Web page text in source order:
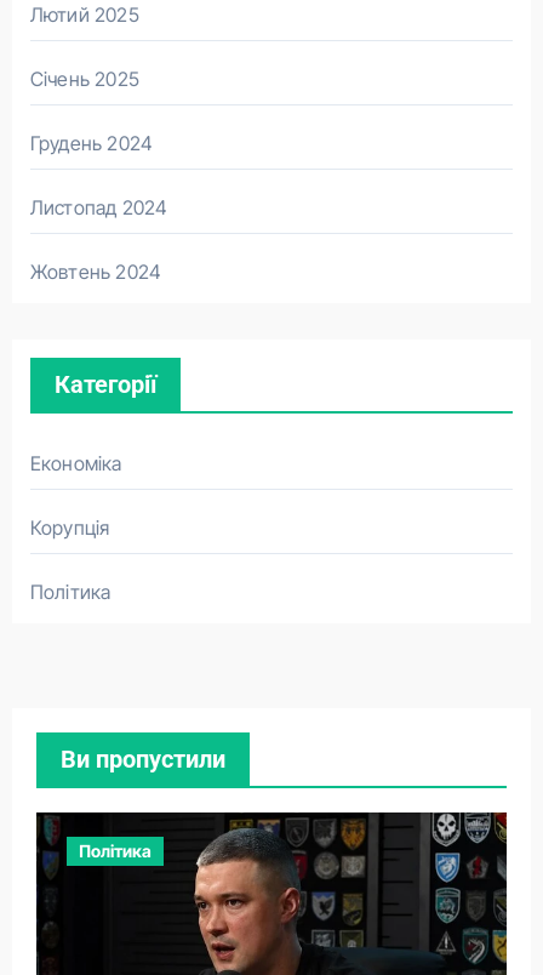
Лютий 2025
Січень 2025
Грудень 2024
Листопад 2024
Жовтень 2024
Категорії
Економіка
Корупція
Політика
Ви пропустили
Політика